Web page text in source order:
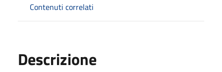
Contenuti correlati
Descrizione